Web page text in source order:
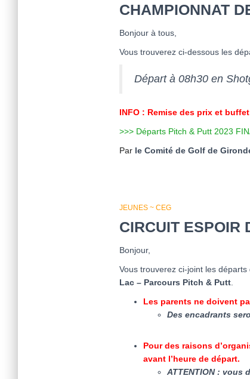
CHAMPIONNAT
Bonjour à tous,
Vous trouverez ci-dessous les
Départ à 08h30 en
INFO : Remise des prix et
>>> Départs Pitch & Putt 2023
Par le Comité de Golf de
JEUNES ~ CEG
CIRCUIT ESPOIR
Bonjour,
Vous trouverez ci-joint les
Lac – Parcours Pitch & Putt.
Les parents ne doivent
Des encadrants
Pour des raisons
avant l’heure de départ.
ATTENTION : vous